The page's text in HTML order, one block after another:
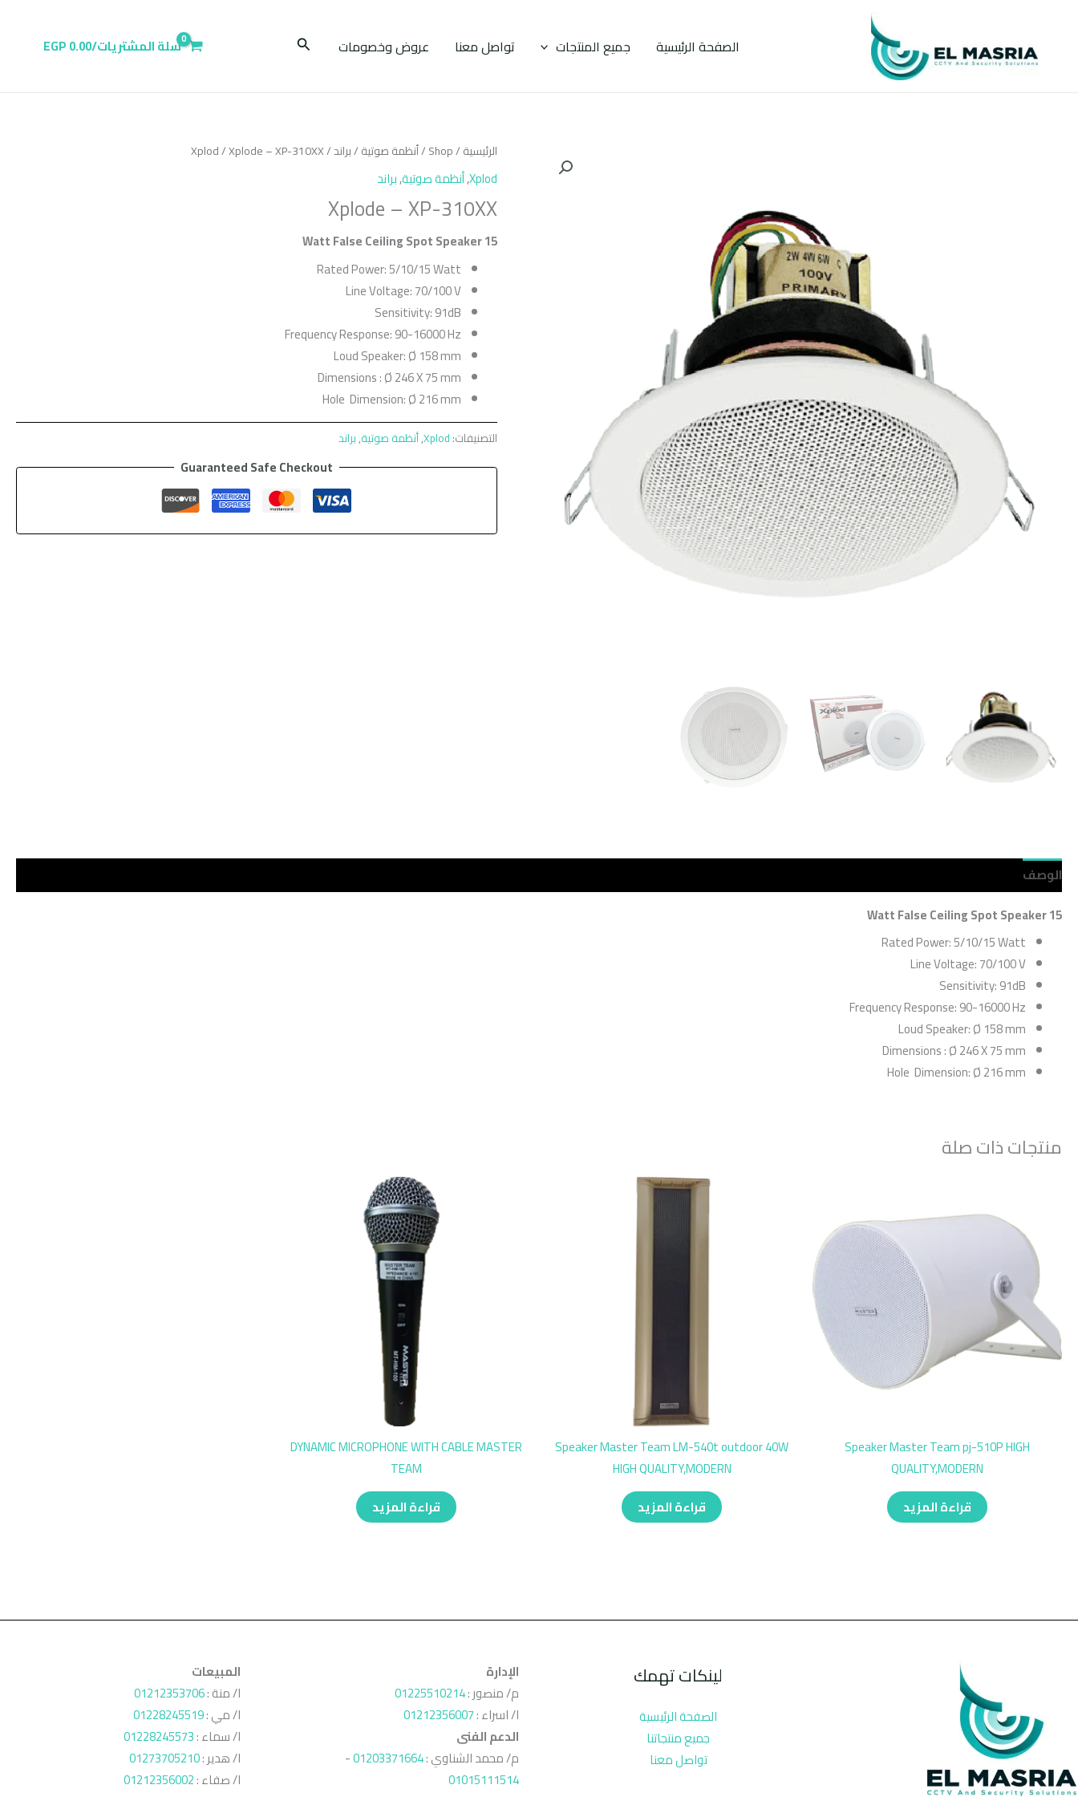
المحتوى
الصفحة الرئيسية جميع المنتجات تواصل معنا عروض وخصومات البحث سلة المشتريات/0.00
EGP
الرئيسية/
Shop
/أنظمة صوتية/براند/
Xplod/ Xplode – XP-310XX
Xplod
,أنظمة صوتية,براند
Xplode – XP-310XX
15
Watt False Ceiling Spot Speaker
Rated Power: 5/10/15 Watt
Line Voltage: 70/100 V
Sensitivity: 91dB
Frequency Response: 90-16000 Hz
Loud Speaker: Ø 158 mm
Dimensions : Ø 246 X 75 mm
Hole Dimension: Ø 216 mm
التصنيفات:Xplod
,أنظمة صوتية,براند
Guaranteed Safe Checkout
الوصف
15
Rated Power: 5/10/15 Watt
Line Voltage: 70/100 V
Sensitivity: 91dB
Frequency Response: 90-16000 Hz
Loud Speaker: Ø 158 mm
Dimensions : Ø 246 X 75 mm
Hole Dimension: Ø 216 mm
منتجات ذات صلة
Speaker Master Team pj-510P HIGH
QUALITY,MODERN
قراءة المزيد
Speaker Master Team LM-540t outdoor 40W
HIGH QUALITY,MODERN
قراءة المزيد
DYNAMIC MICROPHONE WITH CABLE MASTER
TEAM
قراءة المزيد
لينكات تهمك
الصفحة الرئيسية
جميع منتجاتنا
تواصل معنا
الإدارة
م/ منصور :01225510214
ا/ اسراء :01212356007
الدعم الفنى
م/ محمد الشناوي :01203371664
-
01015111514
المبيعات
ا/ منة :01212353706
ا/ مي :01228245519
ا/ سماء :01228245573
ا/ هدير :01273705210
ا/ صفاء :01212356002